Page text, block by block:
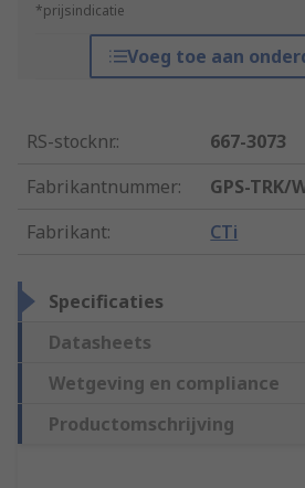
*prijsindicatie
Voeg toe aan
RS-stocknr.:
667-3073
Fabrikantnummer:
GPS-TRK/
Fabrikant: CTi
Specificaties
Datasheets
Wetgeving en compliance
Productomschrijving